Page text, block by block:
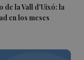
de la Vall d'Uixó: la
en los meses